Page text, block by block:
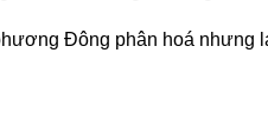
Đông phân hoá nhưng